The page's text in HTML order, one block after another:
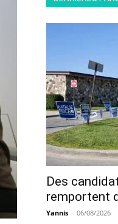
Des
remportent
Yannis - 06/08/2026